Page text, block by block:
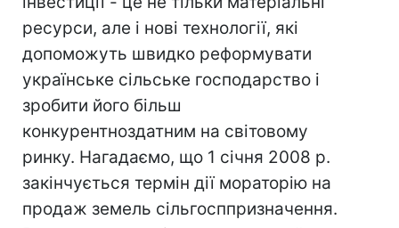
ресурси, але і нові технології, які
допоможуть швидко реформувати
українське сільське господарство і
зробити його більш
конкурентноздатним на світовому
ринку. Нагадаємо, що 1 січня 2008 р.
закінчується термін дії мораторію на
продаж земель сільгосппризначення.